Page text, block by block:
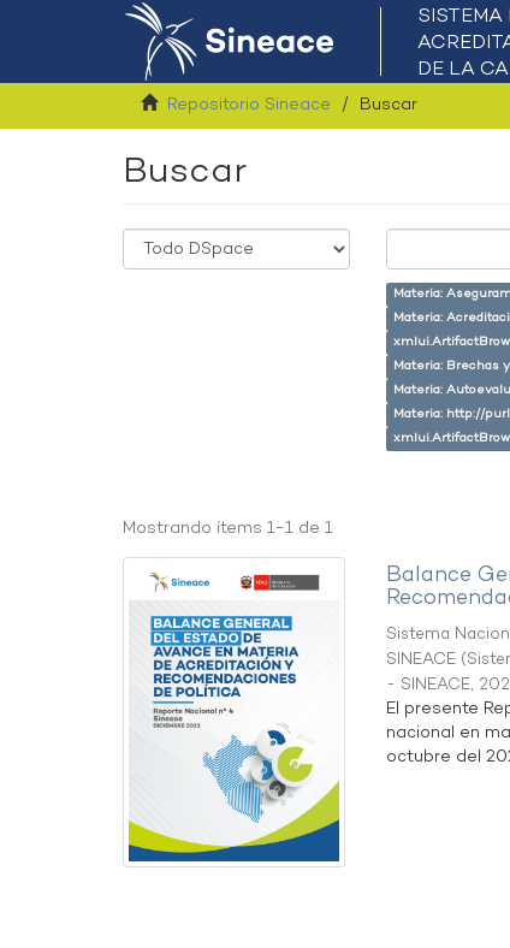
Repositorio Sineace Buscar
Buscar
Materia:
Materia:
Materia: Brechas
Materia:
Materia: http://
Mostrando ítems 1-1 de 1
Balance
Sistema
SINEACE (
- SINEACE,
El presente
nacional en
octubre del